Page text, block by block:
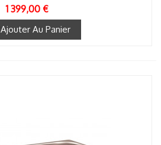
1 399,00 €
Ajouter Au Panier